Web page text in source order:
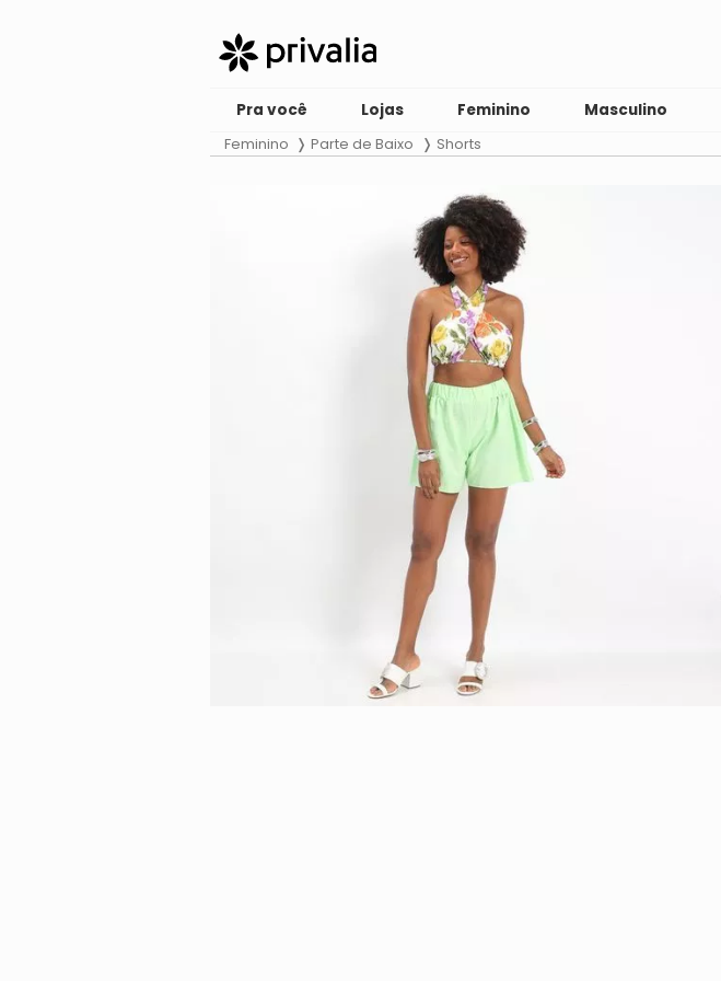
Pra você Lojas Feminino Masculino
Feminino Parte de Baixo Shorts